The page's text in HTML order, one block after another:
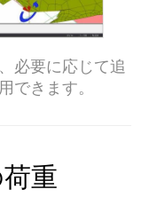
必要に応じて追
できます。
重